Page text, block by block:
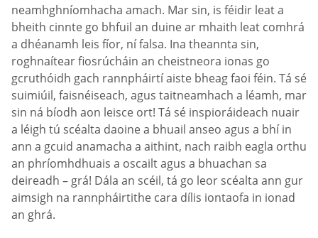
neamhghníomhacha amach. Mar sin, is féidir leat a
bheith cinnte go bhfuil an duine ar mhaith leat comhrá
a dhéanamh leis fíor, ní falsa. Ina theannta sin,
roghnaítear fiosrúcháin an cheistneora ionas go
gcruthóidh gach rannpháirtí aiste bheag faoi féin. Tá sé
suimiúil, faisnéiseach, agus taitneamhach a léamh, mar
sin ná bíodh aon leisce ort! Tá sé inspioráideach nuair
a léigh tú scéalta daoine a bhuail anseo agus a bhí in
ann a gcuid anamacha a aithint, nach raibh eagla orthu
an phríomhdhuais a oscailt agus a bhuachan sa
deireadh – grá! Dála an scéil, tá go leor scéalta ann gur
aimsigh na rannpháirtithe cara dílis iontaofa in ionad
an ghrá.